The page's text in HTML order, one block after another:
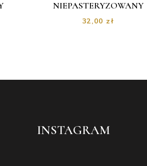
NIEPASTERYZOWANY
32,00 zł
INSTAGRAM